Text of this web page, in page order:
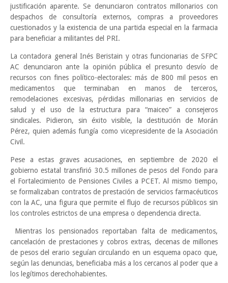
justificación aparente. Se denunciaron contratos millonarios con
despachos de consultoría externos, compras a proveedores
cuestionados y la existencia de una partida especial en la farmacia
para beneficiar a militantes del PRI.
La contadora general Inés Beristain y otras funcionarias de SFPC
AC denunciaron ante la opinión pública el presunto desvío de
recursos con fines político-electorales: más de 800 mil pesos en
medicamentos que terminaban en manos de terceros,
remodelaciones excesivas, pérdidas millonarias en servicios de
salud y el uso de la estructura para “maiceo” a consejeros
sindicales. Pidieron, sin éxito visible, la destitución de Morán
Pérez, quien además fungía como vicepresidente de la Asociación
Civil.
Pese a estas graves acusaciones, en septiembre de 2020 el
gobierno estatal transfirió 30.5 millones de pesos del Fondo para
el Fortalecimiento de Pensiones Civiles a PCET. Al mismo tiempo,
se formalizaban contratos de prestación de servicios farmacéuticos
con la AC, una figura que permite el flujo de recursos públicos sin
los controles estrictos de una empresa o dependencia directa.
Mientras los pensionados reportaban falta de medicamentos,
cancelación de prestaciones y cobros extras, decenas de millones
de pesos del erario seguían circulando en un esquema opaco que,
según las denuncias, beneficiaba más a los cercanos al poder que a
los legítimos derechohabientes.